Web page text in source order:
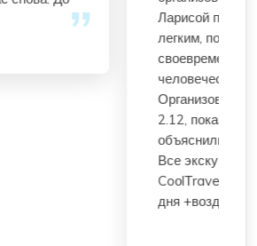
Ларисой по вацап, общение было
легким, получала ответы на вопросы
своевременно, подсказки и просто
человеческое отношение.
Организовали трансфер с аэропорта
2.12, показали где поменять валюту,
объяснили расположение и ориентиры.
Все экскурсии заказала только через
CoоlТravel24, в том числе Луксор 2